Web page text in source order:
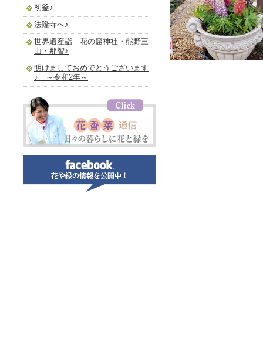
初釜♪
法隆寺へ♪
世界遺産詣 花の窟神社・熊野三
山・那智♪
明けましておめでとうございます
♪ ～令和2年～